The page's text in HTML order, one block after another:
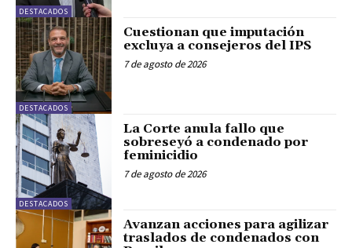
DESTACADOS
DESTACADOS
Cuestionan que imputación
excluya a consejeros del IPS
7 de agosto de 2026
DESTACADOS
La Corte anula fallo que
sobreseyó a condenado por
feminicidio
7 de agosto de 2026
Avanzan acciones para agilizar
traslados de condenados con